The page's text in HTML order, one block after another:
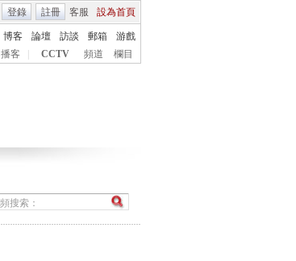
客服 設為首頁
登錄 註冊
博客 論壇 訪談 郵箱
游戲
播客 CCTV 頻道 欄目